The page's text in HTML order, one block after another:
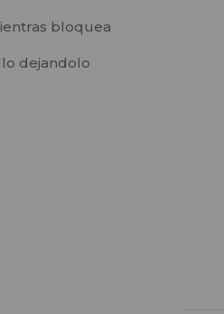
bloquea
dejandolo